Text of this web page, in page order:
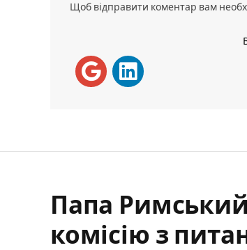
Щоб відправити коментар вам
Папа
комісію з